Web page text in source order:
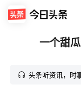
一个甜
头条听资讯，时